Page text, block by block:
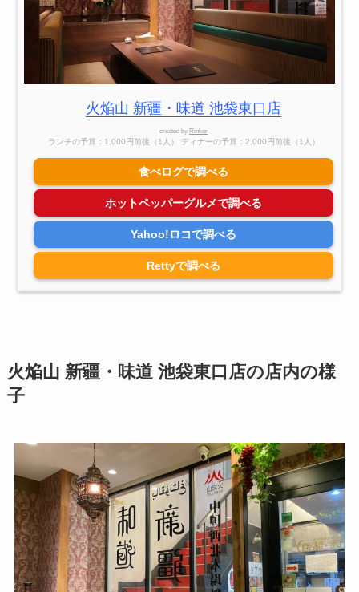
火焔山 新疆・味道 池袋東口店
created by Rinker
ランチの予算：1,000円前後（1人） ディナーの予算：2,000円前後（1人）
食べログで調べる
ホットペッパーグルメで調べる
Yahoo!ロコで調べる
Rettyで調べる
火焔山 新疆・味道 池袋東口店の店内の様
子